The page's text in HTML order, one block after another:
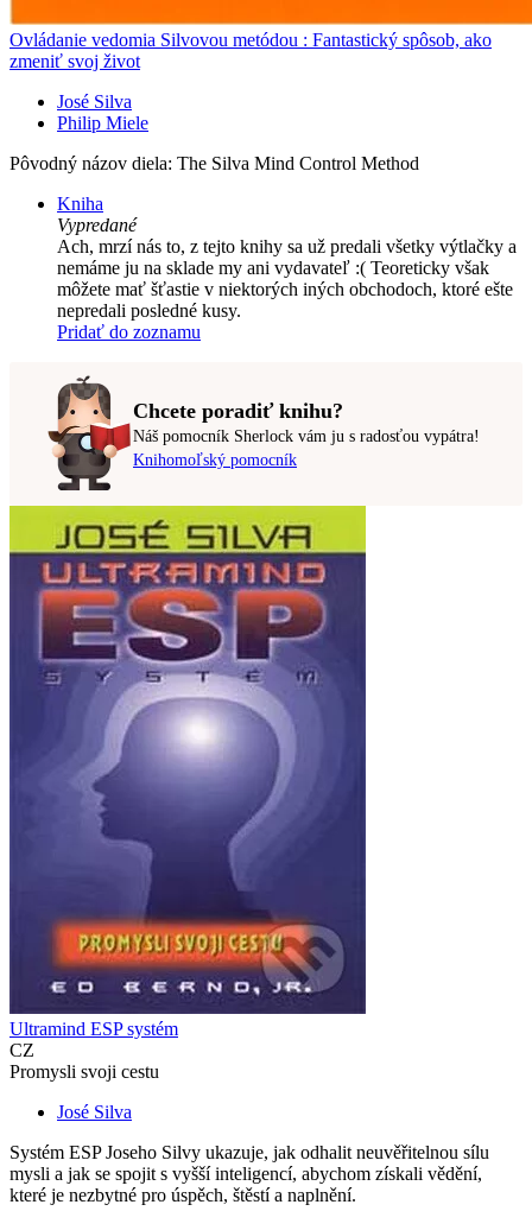
Ovládanie vedomia Silvovou metódou : Fantastický spôsob, ako
zmeniť svoj život
José Silva
Philip Miele
Pôvodný názov diela: The Silva Mind Control Method
Kniha
Vypredané
Ach, mrzí nás to, z tejto knihy sa už predali všetky výtlačky a
nemáme ju na sklade my ani vydavateľ :( Teoreticky však
môžete mať šťastie v niektorých iných obchodoch, ktoré ešte
nepredali posledné kusy.
Pridať do zoznamu
Chcete poradiť knihu?
Náš pomocník Sherlock vám ju s radosťou vypátra!
Knihomoľský pomocník
Ultramind ESP systém
CZ
Promysli svoji cestu
José Silva
Systém ESP Joseho Silvy ukazuje, jak odhalit neuvěřitelnou sílu
mysli a jak se spojit s vyšší inteligencí, abychom získali vědění,
které je nezbytné pro úspěch, štěstí a naplnění.